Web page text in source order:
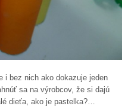
i bez nich ako dokazuje jeden
sa na výrobcov, že si dajú
dieťa, ako je pastelka?…